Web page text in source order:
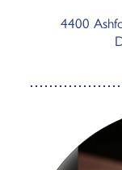
4400